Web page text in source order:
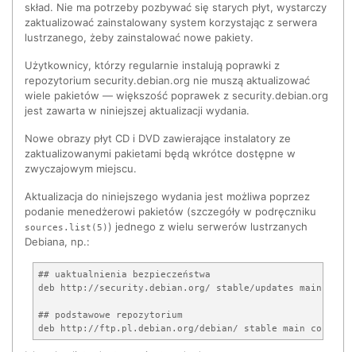
skład. Nie ma potrzeby pozbywać się starych płyt, wystarczy
zaktualizować zainstalowany system korzystając z serwera
lustrzanego, żeby zainstalować nowe pakiety.
Użytkownicy, którzy regularnie instalują poprawki z
repozytorium security.debian.org nie muszą aktualizować
wiele pakietów — większość poprawek z security.debian.org
jest zawarta w niniejszej aktualizacji wydania.
Nowe obrazy płyt CD i DVD zawierające instalatory ze
zaktualizowanymi pakietami będą wkrótce dostępne w
zwyczajowym miejscu.
Aktualizacja do niniejszego wydania jest możliwa poprzez
podanie menedżerowi pakietów (szczegóły w podręczniku
sources.list(5) ) jednego z wielu serwerów lustrzanych
Debiana, np.:
## uaktualnienia bezpieczeństwa
deb http://security.debian.org/ stable/updates main
## podstawowe repozytorium